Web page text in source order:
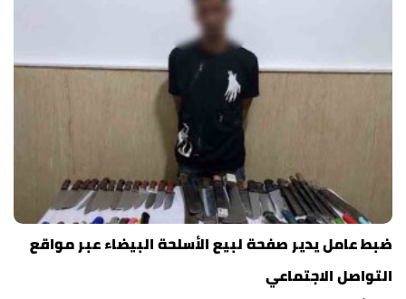
ضبط عامل يدير صفحة لبيع الأسلحة البيضاء عبر مواقع
التواصل الاجتماعي